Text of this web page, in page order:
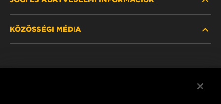
HOL KAPHATÓ
KÖZÖSSÉGI MÉDIA